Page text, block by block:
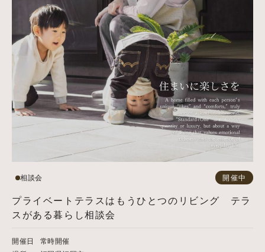
プライベートテラスはもうひとつのリビング テラ
スがある暮らし相談会
相談会 開催中
開催日
常時開催